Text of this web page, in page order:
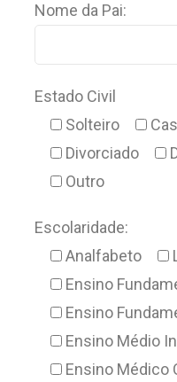
Nome da Pai:
Estado Civil
Solteiro
Divorciado
Outro
Escolaridade:
Analfabeto
Ensino
Ensino
Ensino Médio
Ensino Médico